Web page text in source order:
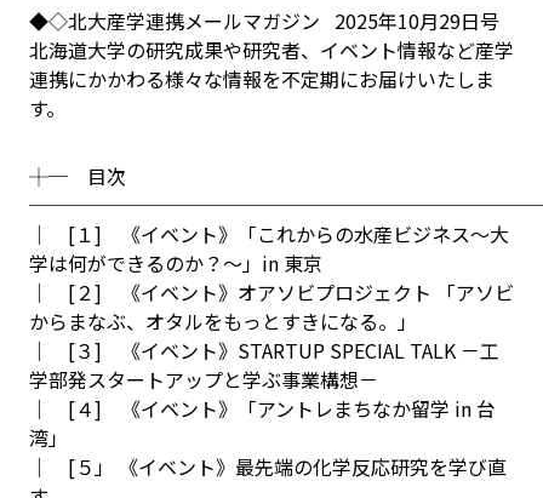
◆◇北大産学連携メールマガジン 2025年10月29日号
北海道大学の研究成果や研究者、イベント情報など産学
連携にかかわる様々な情報を不定期にお届けいたしま
す。
┼─ 目次
│ [１] 《イベント》「これからの水産ビジネス～大
学は何ができるのか？～」in 東京
│ [２] 《イベント》オアソビプロジェクト 「アソビ
からまなぶ、オタルをもっとすきになる。」
│ [３] 《イベント》STARTUP SPECIAL TALK －工
学部発スタートアップと学ぶ事業構想－
│ [４] 《イベント》「アントレまちなか留学 in 台
湾」
│ [５」 《イベント》最先端の化学反応研究を学び直